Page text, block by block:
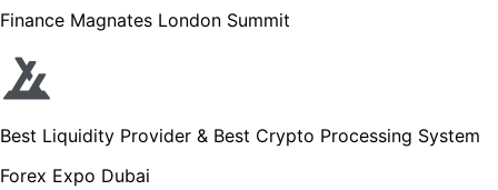
Finance Magnates London Summit
Best Liquidity Provider & Best Crypto Processing System
Forex Expo Dubai